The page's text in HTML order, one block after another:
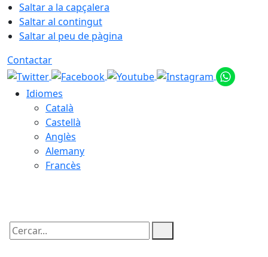
Saltar a la capçalera
Saltar al contingut
Saltar al peu de pàgina
Contactar
Idiomes
Català
Castellà
Anglès
Alemany
Francès
Cercar: